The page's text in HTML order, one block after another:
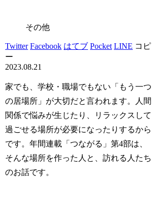
その他
Twitter Facebook はてブ Pocket LINE コピ
ー
2023.08.21
家でも、学校・職場でもない「もう一つ
の居場所」が大切だと言われます。人間
関係で悩みが生じたり、リラックスして
過ごせる場所が必要になったりするから
です。年間連載「つながる」第4部は、
そんな場所を作った人と、訪れる人たち
のお話です。